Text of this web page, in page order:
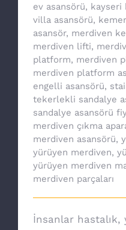
ev asansörü, kayseri
villa asansörü,
asansör, merdiven
merdiven lifti,
platform, merdiven
merdiven platform
engelli asansörü,
tekerlekli sandalye
sandalye asansörü
merdiven çıkma
merdiven asansörü,
yürüyen merdiven,
yürüyen merdiven
merdiven parçaları
İnsanlar hastalık,